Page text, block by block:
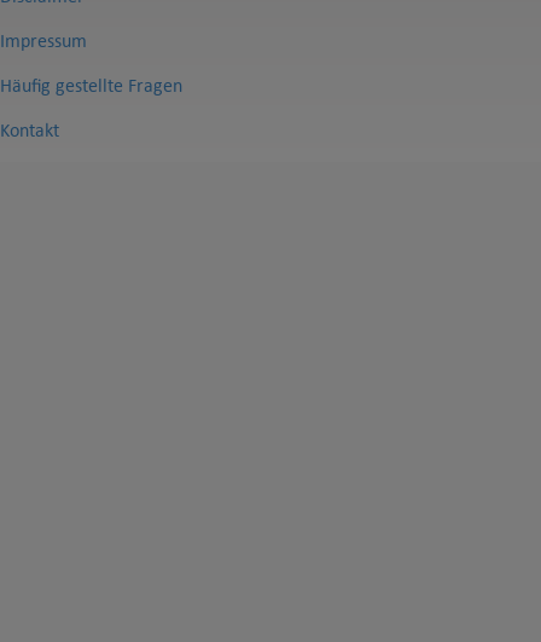
Impressum
Häufig gestellte Fragen
Kontakt